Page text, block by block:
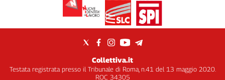
trasmissioni
in
Collettiva.it
Testata registrata presso il Tribunale di Roma, n.41 del 13 maggio 2020.
ROC 34305